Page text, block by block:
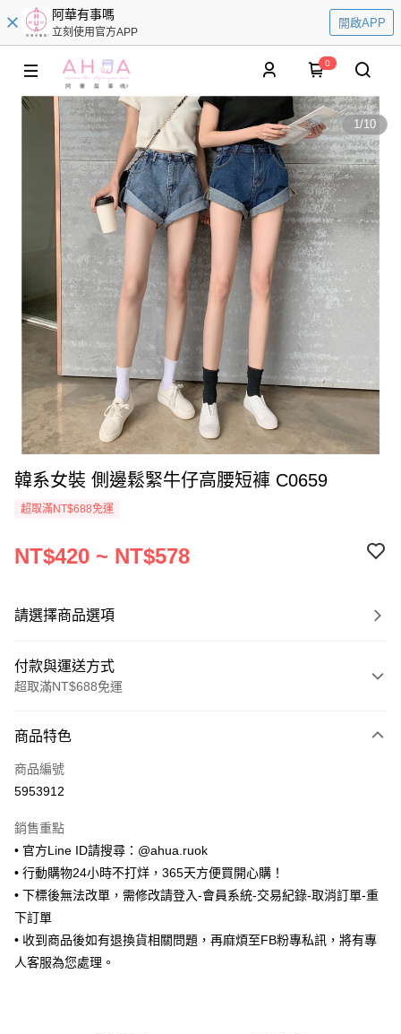
阿華有事嗎
立刻使用官方APP
開啟APP
0
1/10
韓系女裝 側邊鬆緊牛仔高腰短褲 C0659
超取滿NT$688免運
NT$420 ~ NT$578
請選擇商品選項
付款與運送方式
超取滿NT$688免運
信用卡一次付款
超商取貨付款
Apple Pay
街口支付
悠遊付
ATM付款
商品特色
商品編號
5953912
銷售重點
• 官方Line ID請搜尋：@ahua.ruok
• 行動購物24小時不打烊，365天方便買開心購！
• 下標後無法改單，需修改請登入-會員系統-交易紀錄-取消訂單-重
下訂單
• 收到商品後如有退換貨相關問題，再麻煩至FB粉專私訊，將有專
人客服為您處理。